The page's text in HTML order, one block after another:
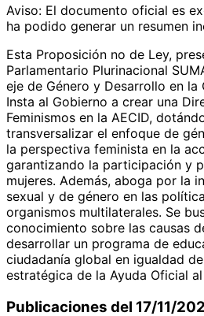
Aviso: El documento oficial es
ha podido generar un resumen
Esta Proposición no de Ley,
Parlamentario Plurinacional
eje de Género y Desarrollo en la
Insta al Gobierno a crear una
Feminismos en la AECID,
transversalizar el enfoque de
la perspectiva feminista en la
garantizando la participación y
mujeres. Además, aboga por la
sexual y de género en las
organismos multilaterales. Se
conocimiento sobre las causas
desarrollar un programa de
ciudadanía global en igualdad
estratégica de la Ayuda Oficial
Publicaciones del 17/11/